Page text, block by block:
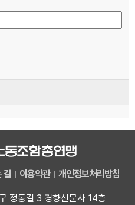
길 이용약관 개인정보처리방침
정동길 3 경향신문사 14층